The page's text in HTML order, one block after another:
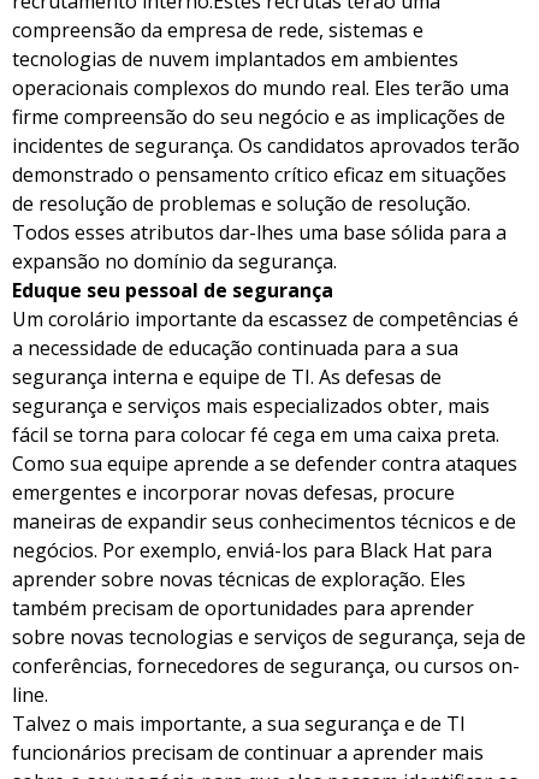
compreensão da empresa de rede, sistemas e
tecnologias de nuvem implantados em ambientes
operacionais complexos do mundo real. Eles terão uma
firme compreensão do seu negócio e as implicações de
incidentes de segurança. Os candidatos aprovados terão
demonstrado o pensamento crítico eficaz em situações
de resolução de problemas e solução de resolução.
Todos esses atributos dar-lhes uma base sólida para a
expansão no domínio da segurança.
Eduque seu pessoal de segurança
Um corolário importante da escassez de competências é
a necessidade de educação continuada para a sua
segurança interna e equipe de TI. As defesas de
segurança e serviços mais especializados obter, mais
fácil se torna para colocar fé cega em uma caixa preta.
Como sua equipe aprende a se defender contra ataques
emergentes e incorporar novas defesas, procure
maneiras de expandir seus conhecimentos técnicos e de
negócios. Por exemplo, enviá-los para Black Hat para
aprender sobre novas técnicas de exploração. Eles
também precisam de oportunidades para aprender
sobre novas tecnologias e serviços de segurança, seja de
conferências, fornecedores de segurança, ou cursos on-
line.
Talvez o mais importante, a sua segurança e de TI
funcionários precisam de continuar a aprender mais